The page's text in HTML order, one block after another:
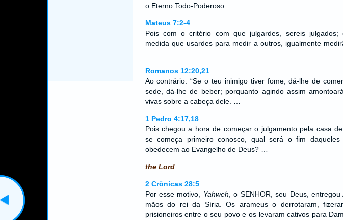
o Eterno Todo-Poderoso.
Mateus 7:2-4
Pois com o critério com que julgardes, sereis
medida que usardes para medir a outros, igualmente
Romanos 12:20,21
Ao contrário: “Se o teu inimigo tiver fome, dá-lhe de
sede, dá-lhe de beber; porquanto agindo assim
vivas sobre a cabeça dele. …
1 Pedro 4:17,18
Pois chegou a hora de começar o julgamento pela casa de
se começa primeiro conosco, qual será o fim
obedecem ao Evangelho de Deus? …
the Lord
2 Crônicas 28:5
Por esse motivo, Yahweh , o SENHOR, seu Deus,
mãos do rei da Síria. Os arameus o derrotaram,
prisioneiros entre o seu povo e os levaram cativos para